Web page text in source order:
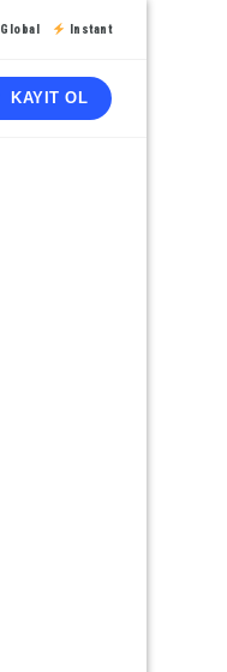
Global Instant
KAYIT OL